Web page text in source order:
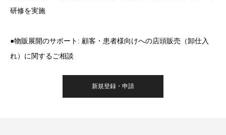
研修を実施
●物販展開のサポート: 顧客・患者様向けへの店頭販売（卸仕入
れ）に関するご相談
新規登録・申請